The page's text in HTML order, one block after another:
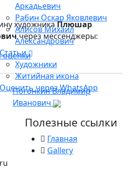
Аркадьевич
Рабин Оскар Яковлевич
Алисов Михаил
Александрович
Статьи
Художники
Житийная икона
Оценить через WhatsApp
художникаПлюшар
через мессенджеры:
оценки
Погонкин Владимир
Иванович
Полезные ссылки
Главная
Gallery